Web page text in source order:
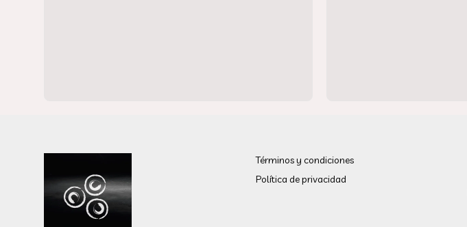
Términos y condiciones
Política de privacidad